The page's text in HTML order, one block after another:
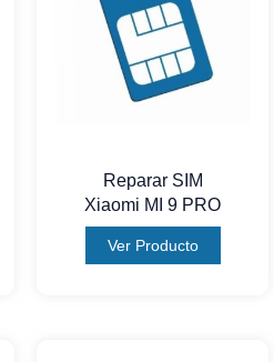
Reparar SIM
Xiaomi MI 9 PRO
Ver Producto